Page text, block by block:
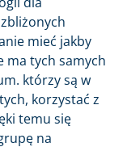
mieć jakby
ma tych samych
którzy są w
korzystać z
temu się
na